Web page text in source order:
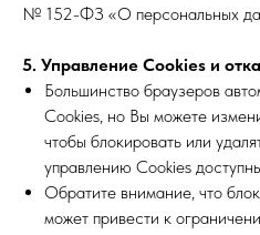
№ 152-ФЗ «О персональных
5. Управление Cookies и
Большинство браузеров
Cookies, но Вы можете
чтобы блокировать или
управлению Cookies
Обратите внимание, что
может привести к